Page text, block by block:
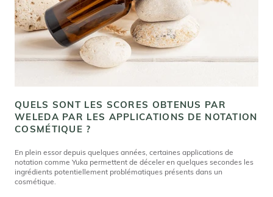
QUELS SONT LES SCORES OBTENUS PAR
WELEDA PAR LES APPLICATIONS DE NOTATION
COSMÉTIQUE ?
En plein essor depuis quelques années, certaines applications de
notation comme Yuka permettent de déceler en quelques secondes les
ingrédients potentiellement problématiques présents dans un
cosmétique.